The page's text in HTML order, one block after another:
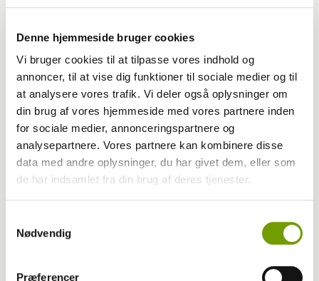
Denne hjemmeside bruger cookies
Vi bruger cookies til at tilpasse vores indhold og
annoncer, til at vise dig funktioner til sociale medier og til
at analysere vores trafik. Vi deler også oplysninger om
din brug af vores hjemmeside med vores partnere inden
for sociale medier, annonceringspartnere og
analysepartnere. Vores partnere kan kombinere disse
data med andre oplysninger, du har givet dem, eller som
de har indsamlet fra din brug af deres tjenester.
Nødvendig
Præferencer
Læsetid: en session med skolehunden James